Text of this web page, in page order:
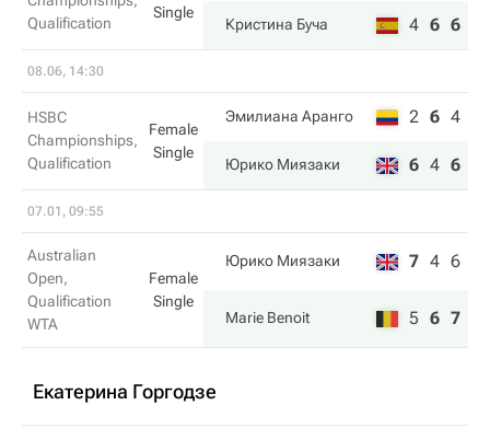
Qualification
Single
Кристина Буча 4 6 6
08.06, 14:30
HSBC
Championships,
Qualification
Female
Single
Эмилиана Аранго 2 6 4
Юрико Миязаки 6 4 6
07.01, 09:55
Australian
Open,
Qualification
WTA
Female
Single
Юрико Миязаки 7 4 6
Marie Benoit 5 6 7
Екатерина Горгодзе